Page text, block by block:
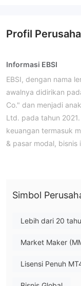
Profil
Informasi EBSI
EBSI, dengan nama
awalnya didirikan
Co." dan menjadi
Ltd. pada tahun
keuangan termasuk
& pasar modal, bisnis
perdagangan sendiri
lebih mudah dan
tingkat kredibilitas
Simbol
Lebih dari 20
Market Maker
Lisensi Penuh